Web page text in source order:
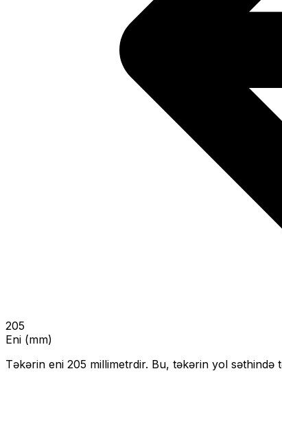
205
Eni (mm)
Təkərin eni 205 millimetrdir. Bu, təkərin yol səthində